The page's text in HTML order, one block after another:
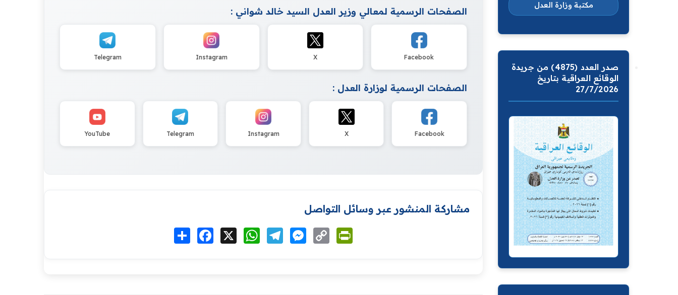
الصفحات الرسمية لمعالي وزير العدل السيد خالد شواني :
Facebook
X
Instagram
Telegram
الصفحات الرسمية لوزارة العدل :
Facebook
X
Instagram
Telegram
YouTube
مشاركة المنشور عبر وسائل التواصل
انشر Facebook WhatsAppTelegramMessenger
Copy
Link
مكتبة وزارة العدل
صدر العدد (4875) من جريدة
الوقائع العراقية بتاريخ
27/7/2026